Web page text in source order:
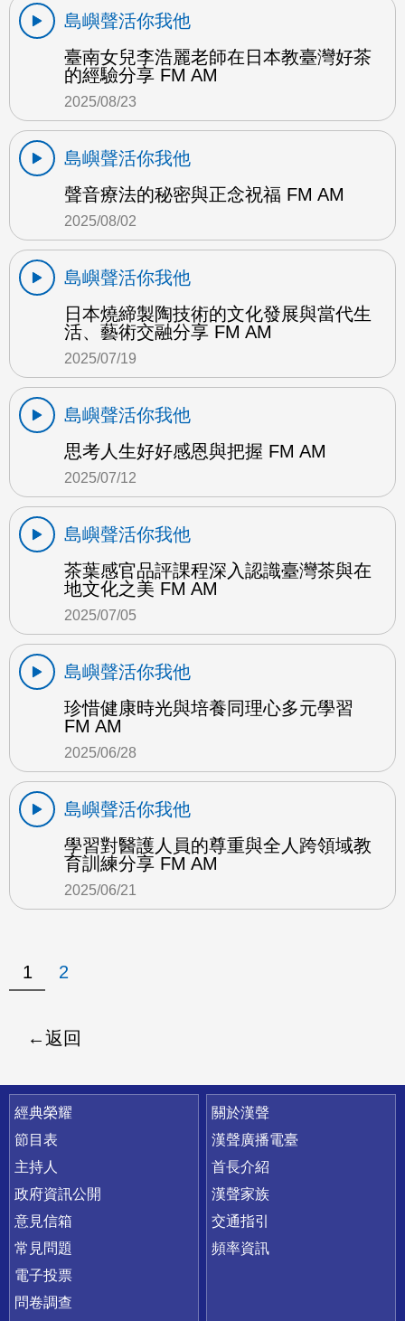
島嶼聲活你我他
臺南女兒李浩麗老師在日本教臺灣好茶
的經驗分享 FM AM
2025/08/23
島嶼聲活你我他
聲音療法的秘密與正念祝福 FM AM
2025/08/02
島嶼聲活你我他
日本燒締製陶技術的文化發展與當代生
活、藝術交融分享 FM AM
2025/07/19
島嶼聲活你我他
思考人生好好感恩與把握 FM AM
2025/07/12
島嶼聲活你我他
茶葉感官品評課程深入認識臺灣茶與在
地文化之美 FM AM
2025/07/05
島嶼聲活你我他
珍惜健康時光與培養同理心多元學習
FM AM
2025/06/28
島嶼聲活你我他
學習對醫護人員的尊重與全人跨領域教
育訓練分享 FM AM
2025/06/21
1 2
返回
快速連結
經典榮耀
節目表
主持人
政府資訊公開
意見信箱
常見問題
電子投票
問卷調查
關於漢聲
漢聲廣播電臺
首長介紹
漢聲家族
交通指引
頻率資訊